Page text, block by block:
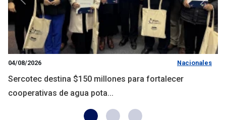
04/08/2026 Nacionales
Sercotec destina $150 millones para fortalecer
cooperativas de agua pota...
Anterior